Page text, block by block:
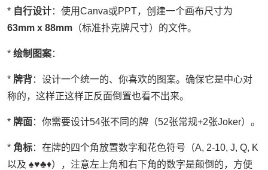
* 自行设计：使用Canva或PPT，创建一个画布尺寸为
63mm x 88mm （标准扑克牌尺寸）的文件。
* 绘制图案：
* 牌背：设计一个统一的、你喜欢的图案。确保它是中心对
称的，这样正这样正反面倒置也看不出来。
* 牌面：你需要设计54张不同的牌（52张常规+2张Joker）。
* 角标：在牌的四个角放置数字和花色符号（A, 2-10, J, Q, K
以及 ♠♥♣♦），注意左上角和右下角的数字是颠倒的，方便